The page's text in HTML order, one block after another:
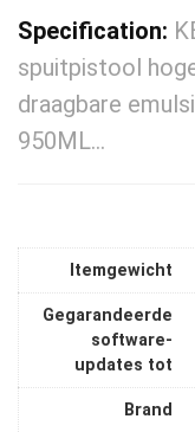
Specification:
spuitpistool
draagbare
950ML…
Itemgewicht
Gegarandeerde
software-
updates tot
Brand